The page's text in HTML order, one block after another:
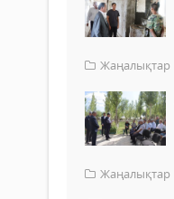
Жаңалықтар
Жаңалықтар